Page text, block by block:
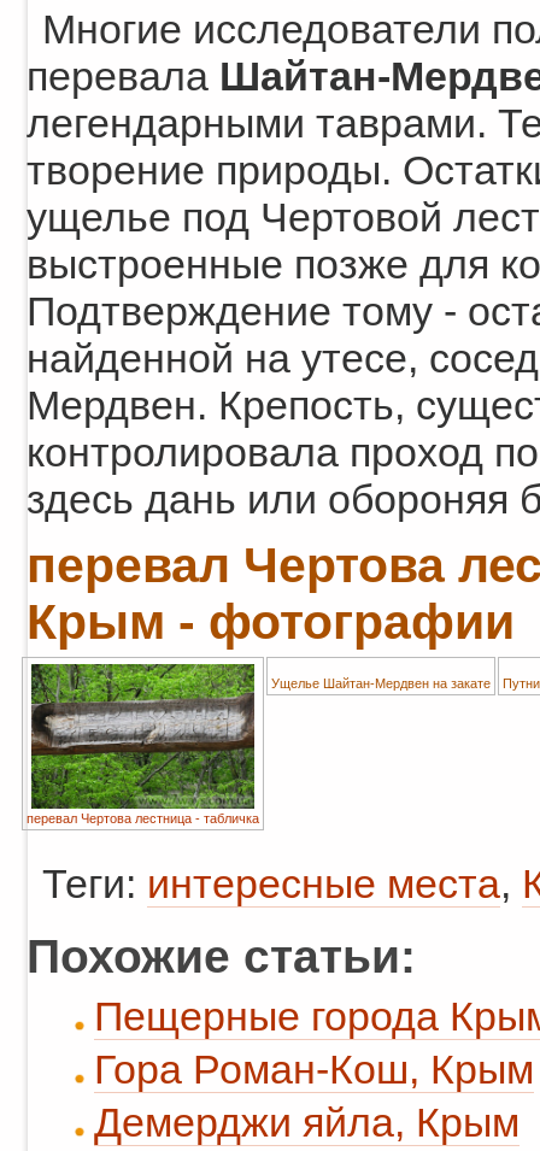
Многие исследователи
перевала Шайтан-
легендарными таврами.
творение природы.
ущелье под Чертовой
выстроенные позже для
Подтверждение тому -
найденной на утесе,
Мердвен. Крепость,
контролировала проход
здесь дань или обороняя
перевал Чертова
Крым - фотографии
перевал Чертова лестница - табличка
Ущелье Шайтан-Мердвен на закате
Теги: интересные места,
Похожие статьи:
Пещерные города
Гора Роман-Кош, Крым
Демерджи яйла, Крым